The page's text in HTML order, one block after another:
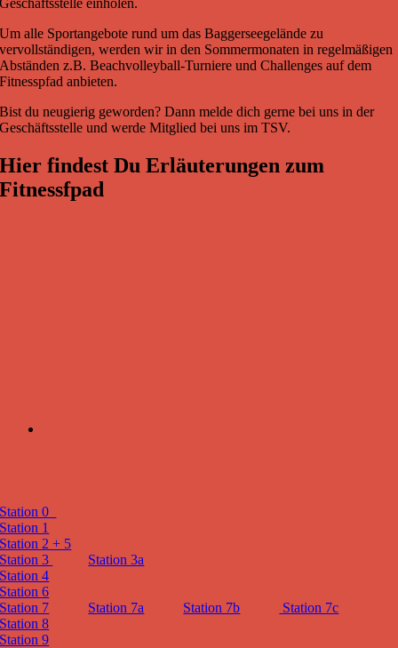
Um alle Sportangebote rund um das Baggerseegelände zu
vervollständigen, werden wir in den Sommermonaten in regelmäßigen
Abständen z.B. Beachvolleyball-Turniere und Challenges auf dem
Fitnesspfad anbieten.
Bist du neugierig geworden? Dann melde dich gerne bei uns in der
Geschäftsstelle und werde Mitglied bei uns im TSV.
Hier findest Du Erläuterungen zum
Fitnessfpad
Station 0
Station 1
Station 2 + 5
Station 3
Station 3a
Station 4
Station 6
Station 7
Station 7a Station 7b
Station 7c
Station 8
Station 9